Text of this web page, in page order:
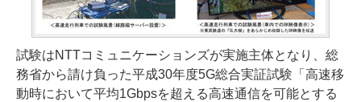
試験はNTTコミュニケーションズが実施主体となり、総
務省から請け負った平成30年度5G総合実証試験「高速移
動時において平均1Gbpsを超える高速通信を可能とする